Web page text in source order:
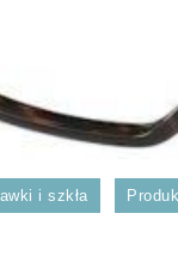
i szkła